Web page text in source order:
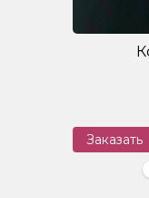
Заказать